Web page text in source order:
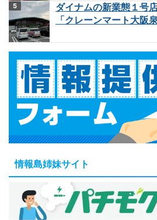
ダイナムの新業態１号
「クレーンマート大阪
情報島姉妹サイト